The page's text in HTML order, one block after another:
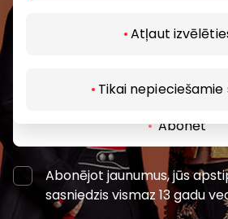
Atļaut
Tikai nepieciešamie
Abonēt
Abonējot jaunumus, jūs
sasniedzis vismaz 13 gadu